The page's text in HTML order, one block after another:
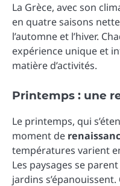
La Grèce, avec son
en quatre saisons
l’automne et l’hiver.
expérience unique et
matière d’activités.
Printemps : une
Le printemps, qui
moment de
températures varient
Les paysages se
jardins